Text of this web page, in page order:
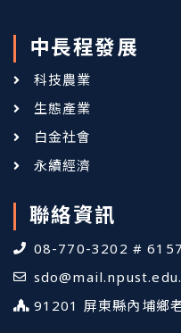
中長程發展
科技農業
生態產業
白金社會
永續經濟
聯絡資訊
08-770-3202 # 6157
91201 屏東縣內埔鄉